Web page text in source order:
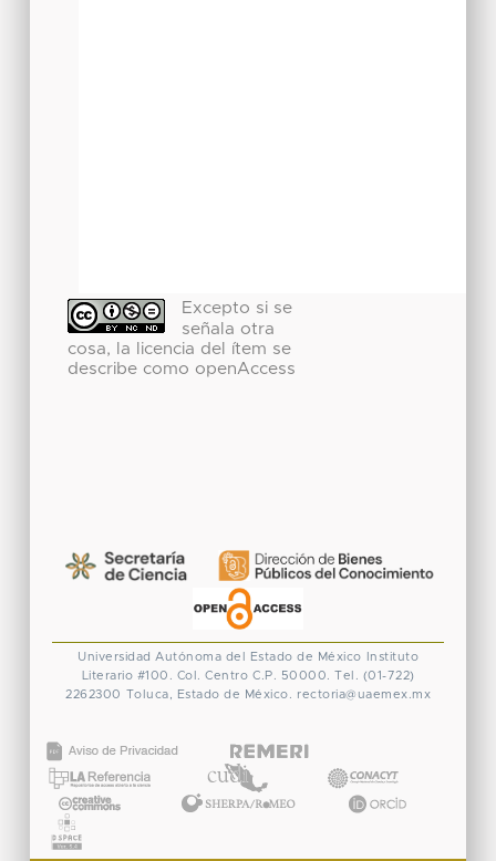
Excepto si se
señala otra
cosa, la licencia del ítem se
describe como openAccess
Universidad Autónoma del Estado de México
Instituto
Literario #100. Col. Centro C.P. 50000. Tel. (01-722)
2262300 Toluca, Estado de México. rectoria@uaemex.mx